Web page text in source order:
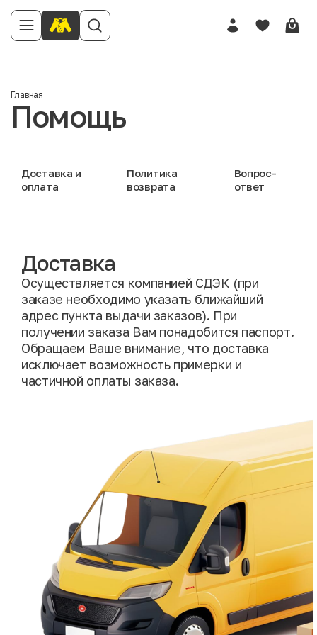
Главная
Помощь
Доставка и
оплата
Политика
возврата
Вопрос-
ответ
Доставка
Осуществляется компанией СДЭК (при
заказе необходимо указать ближайший
адрес пункта выдачи заказов). При
получении заказа Вам понадобится паспорт.
Обращаем Ваше внимание, что доставка
исключает возможность примерки и
частичной оплаты заказа.